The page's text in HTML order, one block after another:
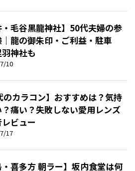
・毛谷黒龍神社】50代夫婦の参
龍の御朱印・ご利益・駐車
神社も
10
のカラコン】おすすめは？気持
？痛い？失敗しない愛用レンズ
ビュー
17
・喜多方 朝ラー】坂内食堂は何